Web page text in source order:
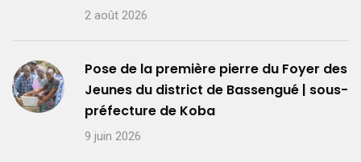
2 août 2026
Pose de la première pierre du Foyer des
Jeunes du district de Bassengué | sous-
préfecture de Koba
9 juin 2026